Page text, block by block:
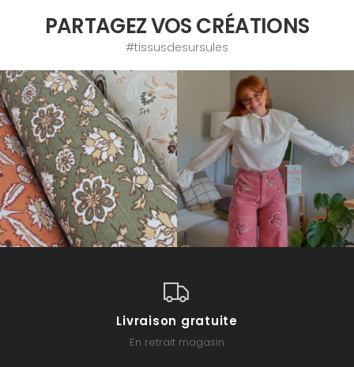
PARTAGEZ VOS CRÉATIONS
#tissusdesursules
Livraison gratuite
En retrait magasin